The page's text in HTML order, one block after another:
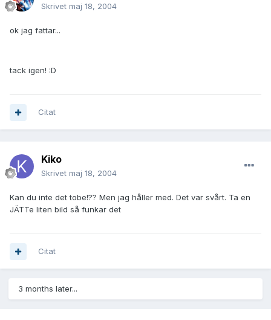
Skrivet maj 18, 2004
ok jag fattar...
tack igen! :D
Citat
Kiko
Skrivet maj 18, 2004
Kan du inte det tobe!?? Men jag håller med. Det var svårt. Ta en
JÄTTe liten bild så funkar det
Citat
3 months later...